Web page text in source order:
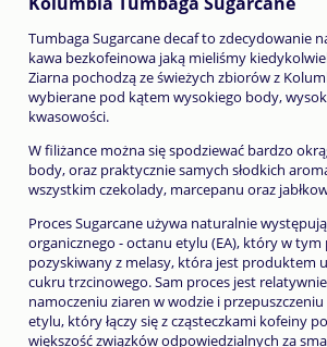
Tumbaga Sugarcane decaf to zdecydowanie
kawa bezkofeinowa jaką mieliśmy
Ziarna pochodzą ze świeżych zbiorów z
wybierane pod kątem wysokiego body,
kwasowości.
W filiżance można się spodziewać bardzo
body, oraz praktycznie samych słodkich
wszystkim czekolady, marcepanu oraz
Proces Sugarcane używa naturalnie
organicznego - octanu etylu (EA), który w
pozyskiwany z melasy, która jest produktem
cukru trzcinowego. Sam proces jest
namoczeniu ziaren w wodzie i
etylu, który łączy się z cząsteczkami kofeiny
większość związków odpowiedzialnych za